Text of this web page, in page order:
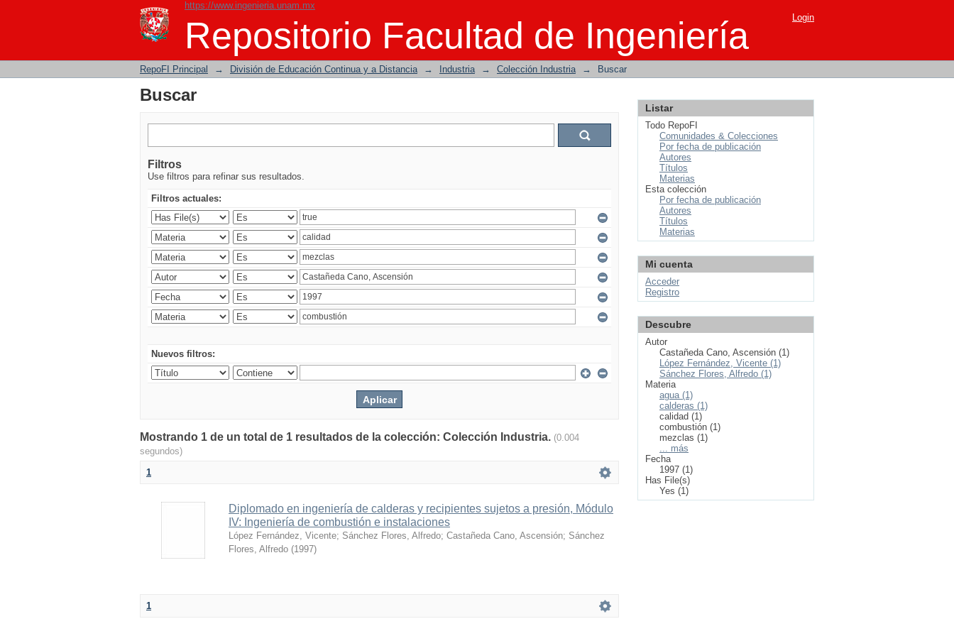
https://www.ingenieria.unam.mx
Repositorio Facultad de Ingeniería
Buscar Login
RepoFI Principal → División de Educación Continua y a Distancia → Industria → Colección Industria → Buscar
Buscar
Filtros
Use filtros para refinar sus resultados.
Filtros actuales:
Nuevos filtros:
Mostrando 1 de un total de 1 resultados de la colección: Colección Industria. (0.004
segundos)
1
Diplomado en ingeniería de calderas y recipientes sujetos a presión, Módulo
IV: Ingeniería de combustión e instalaciones
López Fernández, Vicente; Sánchez Flores, Alfredo; Castañeda Cano, Ascensión; Sánchez
Flores, Alfredo (1997)
1
Listar
Todo RepoFI
Comunidades & Colecciones
Por fecha de publicación
Autores
Títulos
Materias
Esta colección
Por fecha de publicación
Autores
Títulos
Materias
Mi cuenta
Acceder
Registro
Descubre
Autor
Castañeda Cano, Ascensión (1)
López Fernández, Vicente (1)
Sánchez Flores, Alfredo (1)
Materia
agua (1)
calderas (1)
calidad (1)
combustión (1)
mezclas (1)
... más
Fecha
1997 (1)
Has File(s)
Yes (1)